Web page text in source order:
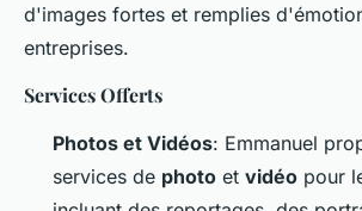
d'images fortes et remplies
entreprises.
Services Offerts
Photos et Vidéos: Emmanuel
services de photo et vidéo pour